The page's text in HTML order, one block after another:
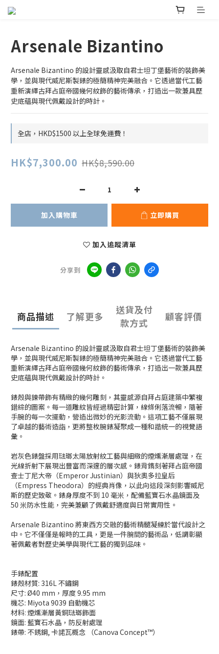
Arsenale Bizantino
Arsenale Bizantino 的設計靈感汲取自君士坦丁堡藝術的裝飾美
學，並與現代威尼斯製錶的極簡精神完美融合。它透過當代工藝
重新演繹古拜占庭帝國幾何紋飾的藝術傳承，打造出一款兼具歷
史底蘊與現代佩戴設計的時計。
全店，HKD$1500 以上全球免運費！
HK$7,300.00 HK$8,590.00
加入購物車 立即購買
加入追蹤清單
分享到
商品描述 了解更多
送貨及付
款方式
顧客評價
Arsenale Bizantino 的設計靈感汲取自君士坦丁堡藝術的裝飾美
學，並與現代威尼斯製錶的極簡精神完美融合。它透過當代工藝
重新演繹古拜占庭帝國幾何紋飾的藝術傳承，打造出一款兼具歷
史底蘊與現代佩戴設計的時計。
錶殼與鍊帶飾有精緻的幾何雕刻，其靈感源自拜占庭建築中繁複
錯綜的圖案。每一道雕紋皆經過精密計算，線條俐落流暢，隨著
手腕的每一次擺動，營造出微妙的光影流動。這項工藝不僅展現
了卓越的藝術造詣，更將整枚腕錶凝聚成一種和諧統一的視覺語
彙。
岩灰色錶盤採用琺瑯太陽放射紋工藝與細緻的煙燻漸層處理，在
光線折射下展現出豐富而深邃的層次感。錶背鐫刻著拜占庭帝國
查士丁尼大帝（Emperor Justinian）與狄奧多拉皇后
（Empress Theodora）的經典肖像，以此向這段深刻影響威尼
斯的歷史致敬。錶身厚度不到 10 毫米，配備藍寶石水晶鏡面及
50 米防水性能，完美兼顧了佩戴舒適度與日常實用性。
Arsenale Bizantino 將東西方交融的藝術精髓凝練於當代設計之
中。它不僅僅是報時的工具，更是一件腕間的藝術品，低調彰顯
著佩戴者對歷史美學與現代工藝的獨到品味。
手錶配置
錶殼材質: 316L 不鏽鋼
尺寸: Ø40 mm，厚度 9.95 mm
機芯: Miyota 9039 自動機芯
材料: 煙燻漸層黃銅琺瑯飾面
鏡面: 藍寶石水晶，防反射處理
錶帶: 不銹鋼, 卡諾瓦概念 （Canova Concept™）